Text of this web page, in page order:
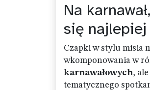
Na
się najlepiej
Czapki w stylu misia
wkomponowania w
karnawałowych,
tematycznego